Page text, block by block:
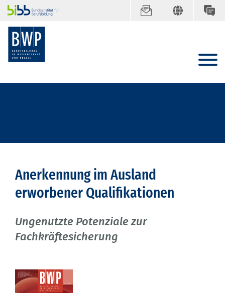
Anerkennung im Ausland
erworbener Qualifikationen
Ungenutzte Potenziale zur
Fachkräftesicherung